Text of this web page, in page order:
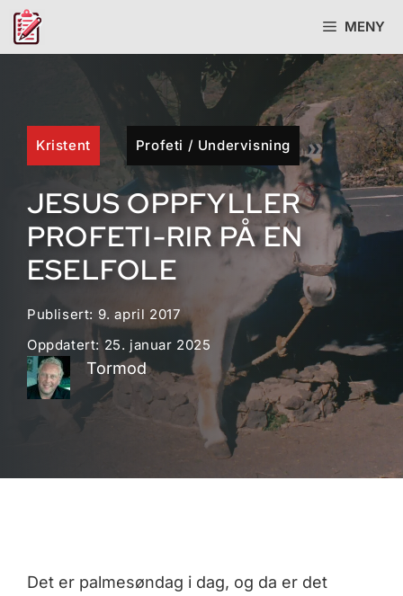
Hopp
MENY
Kristent Profeti / Undervisning
JESUS OPPFYLLER
PROFETI-RIR PÅ EN
ESELFOLE
Publisert: 9. april 2017
Oppdatert:25. januar 2025
Tormod
Det er palmesøndag i dag, og da er det